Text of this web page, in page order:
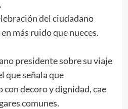
del ciudadano
más ruido que nueces.
presidente sobre su viaje
que señala que
decoro y dignidad, cae
comunes.